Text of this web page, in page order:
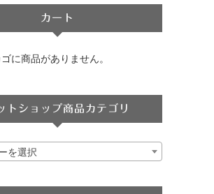
カート
に商品がありません。
トショップ商品カテゴリ
を選択